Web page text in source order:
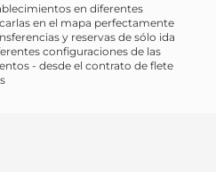
en diferentes
en el mapa perfectamente
y reservas de sólo ida
configuraciones de las
- desde el contrato de flete